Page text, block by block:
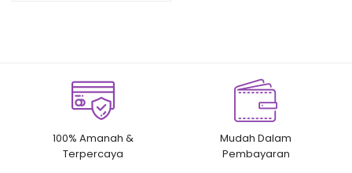
100% Amanah &
Terpercaya
Mudah Dalam
Pembayaran